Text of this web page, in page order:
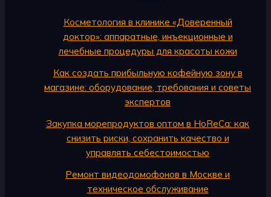
Косметология в клинике «Доверенный
доктор»: аппаратные, инъекционные и
лечебные процедуры для красоты кожи
Как создать прибыльную кофейную зону в
магазине: оборудование, требования и советы
экспертов
Закупка морепродуктов оптом в HoReCa: как
снизить риски, сохранить качество и
управлять себестоимостью
Ремонт видеодомофонов в Москве и
техническое обслуживание